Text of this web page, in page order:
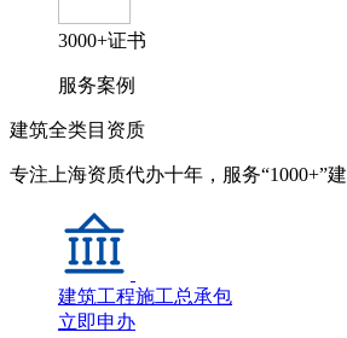
3000+证书
服务案例
建筑全类目资质
专注上海资质代办十年，服务“1000+”
建筑工程施工总承包
立即申办